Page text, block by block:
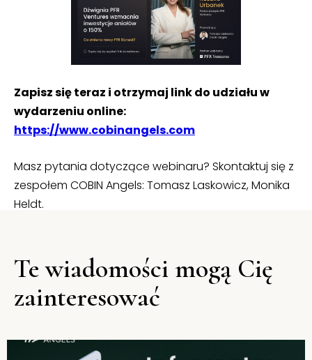
Zapisz się teraz i otrzymaj link do udziału w
wydarzeniu online:
https://www.cobinangels.com
Masz pytania dotyczące webinaru? Skontaktuj się z
zespołem COBIN Angels: Tomasz Laskowicz, Monika
Heldt.
Te wiadomości mogą Cię
zainteresować